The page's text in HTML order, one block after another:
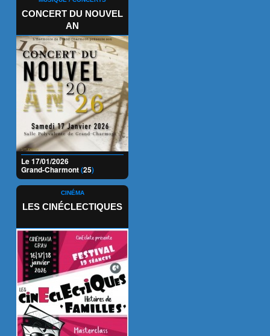
CONCERT DU NOUVEL
AN
Le 17/01/2026
Grand-Charmont(25)
CINÉMA
LES CINÉCLECTIQUES